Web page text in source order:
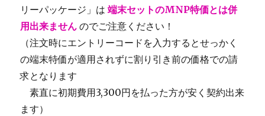
リーパッケージ」は端末セットのMNP特価とは併
用出来ません のでご注意ください！
（注文時にエントリーコードを入力するとせっかく
の端末特価が適用されずに割り引き前の価格での請
求となります
＿素直に初期費用3,300円を払った方が安く契約出来
ます）